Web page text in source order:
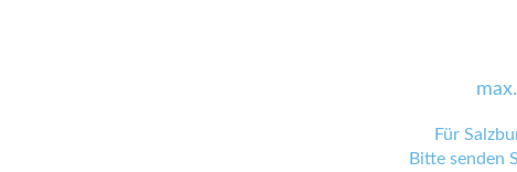
Für
Bitte senden